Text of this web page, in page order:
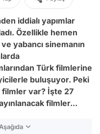
iddialı yapımlar
Özellikle hemen
yabancı sinemanın
Türk filmlerine
buluşuyor. Peki
var? İşte 27
filmler...